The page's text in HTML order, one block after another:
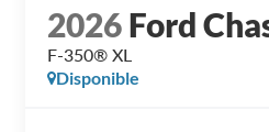
2026Ford
F-350® XL
Disponible